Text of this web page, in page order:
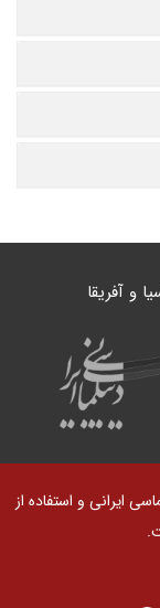
و آفریقا
ایرانی و استفاده از